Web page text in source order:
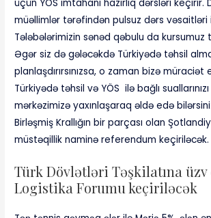
üçün YÖS imtahanı hazırlıq dərsləri keçirir.
müəllimlər tərəfindən pulsuz dərs vəsaitləri
Tələbələrimizin sənəd qəbulu da kursumuz
Əgər siz də gələcəkdə Türkiyədə təhsil
planlaşdırırsınızsa, o zaman bizə müraciət
Türkiyədə təhsil və YÖS ilə bağlı
mərkəzimizə yaxınlaşaraq əldə edə
Birləşmiş Krallığın bir parçası olan
müstəqillik naminə referendum keçiriləcək.
Türk Dövlətləri Təşkilatına
Logistika Forumu keçiriləcək